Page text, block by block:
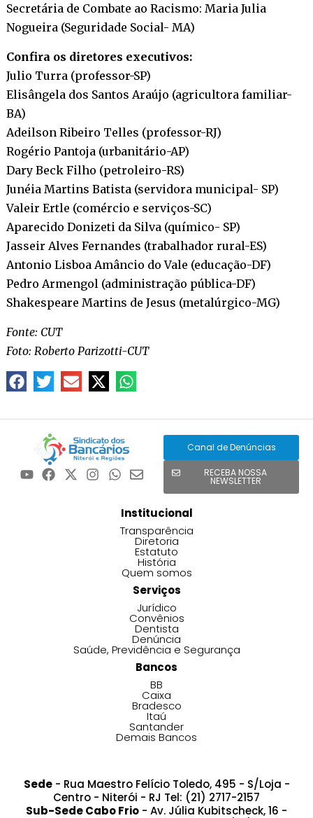
Secretária de Combate ao Racismo: Maria Julia
Nogueira (Seguridade Social- MA)
Confira os diretores executivos:
Julio Turra (professor-SP)
Elisângela dos Santos Araújo (agricultora familiar-
BA)
Adeilson Ribeiro Telles (professor-RJ)
Rogério Pantoja (urbanitário-AP)
Dary Beck Filho (petroleiro-RS)
Junéia Martins Batista (servidora municipal- SP)
Valeir Ertle (comércio e serviços-SC)
Aparecido Donizeti da Silva (químico- SP)
Jasseir Alves Fernandes (trabalhador rural-ES)
Antonio Lisboa Amâncio do Vale (educação-DF)
Pedro Armengol (administração pública-DF)
Shakespeare Martins de Jesus (metalúrgico-MG)
Fonte: CUT
Foto: Roberto Parizotti-CUT
Canal de Denúncias
RECEBA NOSSA
NEWSLETTER
Institucional
Transparência
Diretoria
Estatuto
História
Quem somos
Serviços
Jurídico
Convênios
Dentista
Denúncia
Saúde, Previdência e Segurança
Bancos
BB
Caixa
Bradesco
Itaú
Santander
Demais Bancos
Sede- Rua Maestro Felício Toledo, 495 - S/Loja -
Centro - Niterói - RJ Tel: (21) 2717-2157
Sub-Sede Cabo Frio - Av. Júlia Kubitscheck, 16 -